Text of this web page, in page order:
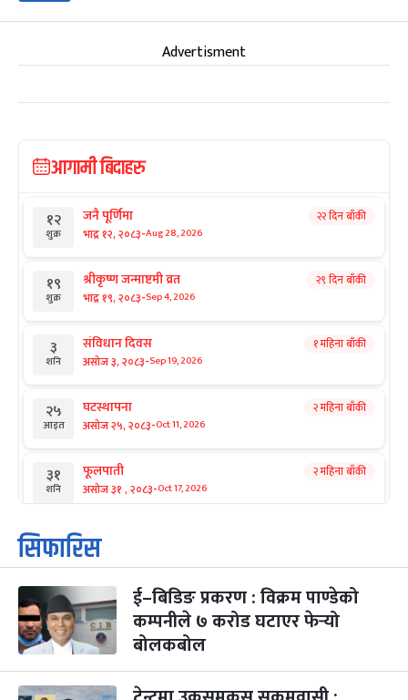
Advertisment
आगामी बिदाहरु
१२
शुक्र
जनै पूर्णिमा
भाद्र १२, २०८३-Aug 28, 2026
२२ दिन बाँकी
१९
शुक्र
श्रीकृष्ण जन्माष्टमी व्रत
भाद्र १९, २०८३-Sep 4, 2026
२९ दिन बाँकी
३
शनि
संविधान दिवस
असोज ३, २०८३-Sep 19, 2026
१ महिना बाँकी
२५
आइत
घटस्थापना
असोज २५, २०८३-Oct 11, 2026
२ महिना बाँकी
३१
शनि
फूलपाती
असोज ३१ , २०८३-Oct 17, 2026
२ महिना बाँकी
१
आइत
कार्तिक सङ्क्रान्ति
कार्तिक १, २०८३
३
मंगल
महानवमी
कार्तिक ३, २०८३-Oct 20, 2026
२ महिना बाँकी
४
सिफारिस
ई–बिडिङ प्रकरण : विक्रम पाण्डेको
कम्पनीले ७ करोड घटाएर फेर्‍यो
बोलकबोल